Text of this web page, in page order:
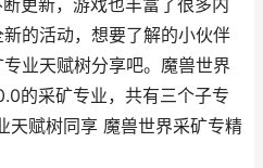
更新，游戏也丰富了很多内
的活动，想要了解的小伙伴
业天赋树分享吧。魔兽世界
采矿专业，共有三个子专
赋树同享 魔兽世界采矿专精